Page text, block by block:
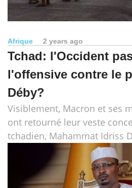
Afrique 2 years ago
Tchad: l'Occident
l'offensive contre le
Déby?
Visiblement, Macron et ses
ont retourné leur veste
tchadien, Mahammat Idriss